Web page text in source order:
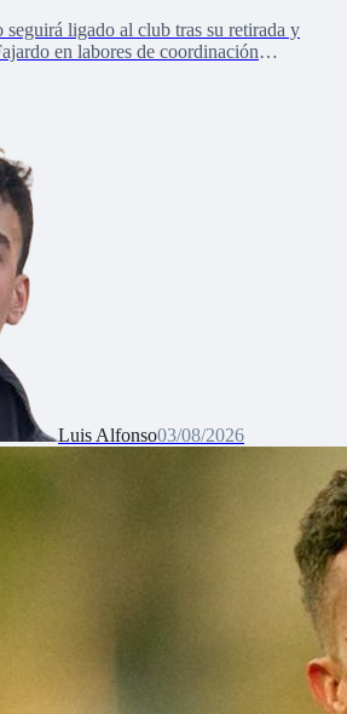
ligado al club tras su retirada y
en labores de coordinación
Luis Alfonso03/08/2026